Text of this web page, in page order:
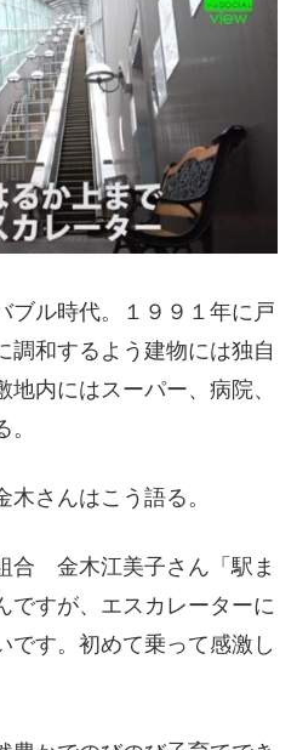
ブル時代。１９９１年に戸
調和するよう建物には独自
内にはスーパー、病院、
さんはこう語る。
合 金木江美子さん「駅ま
ですが、エスカレーターに
です。初めて乗って感激し